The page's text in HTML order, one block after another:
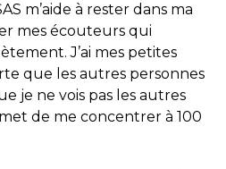
m’aide à rester dans ma
mes écouteurs qui
J’ai mes petites
que les autres personnes
je ne vois pas les autres
de me concentrer à 100